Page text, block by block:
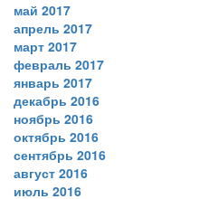
май 2017
апрель 2017
март 2017
февраль 2017
январь 2017
декабрь 2016
ноябрь 2016
октябрь 2016
сентябрь 2016
август 2016
июль 2016